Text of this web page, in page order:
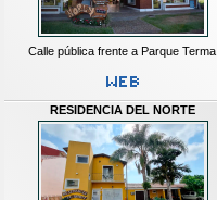
Calle pública frente a Parque Terma
RESIDENCIA DEL NORTE